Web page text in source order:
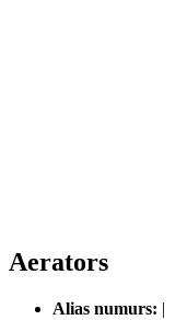
Aerators
Alias numurs: |